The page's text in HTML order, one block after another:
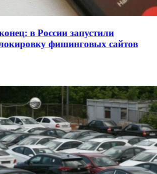
в России запустили
фишинговых сайтов